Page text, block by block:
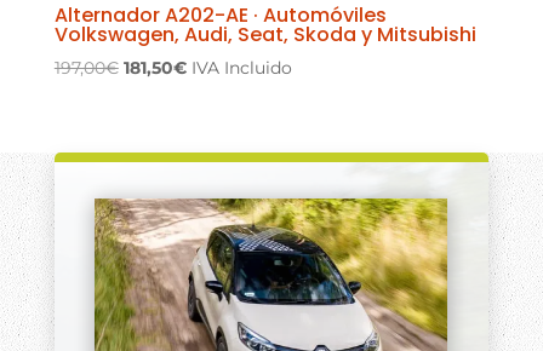
Alternador A202-AE · Automóviles
Volkswagen, Audi, Seat, Skoda y Mitsubishi
197,00€ El
era:
181,50€El
es:
IVA Incluido